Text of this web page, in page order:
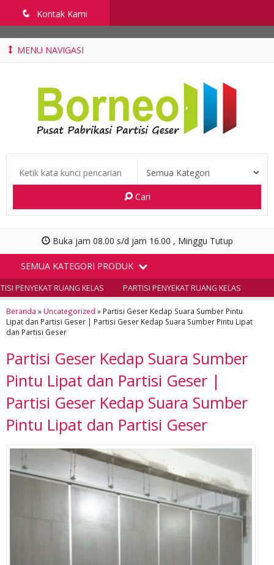
q Kontak Kami
MENU NAVIGASI
Cari
Buka jam 08.00 s/d jam 16.00 , Minggu Tutup
SEMUA KATEGORI PRODUK
PENYEKAT RUANG KELAS PARTISI PENYEKAT RUANG KELAS
Beranda » Uncategorized » Partisi Geser Kedap Suara Sumber Pintu
Lipat dan Partisi Geser | Partisi Geser Kedap Suara Sumber Pintu Lipat
dan Partisi Geser
Partisi Geser Kedap Suara Sumber
Pintu Lipat dan Partisi Geser |
Partisi Geser Kedap Suara Sumber
Pintu Lipat dan Partisi Geser